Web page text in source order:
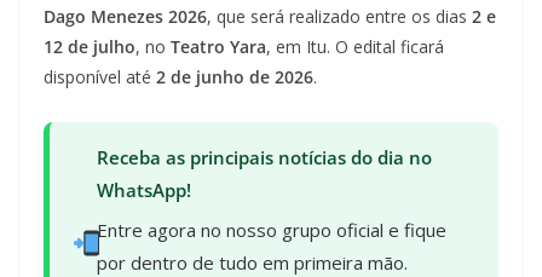
Dago Menezes 2026, que será realizado entre os dias 2 e
12 de julho, no Teatro Yara, em Itu. O edital ficará
disponível até 2 de junho de 2026.
Receba as principais notícias do dia no
WhatsApp!
Entre agora no nosso grupo oficial e fique
por dentro de tudo em primeira mão.